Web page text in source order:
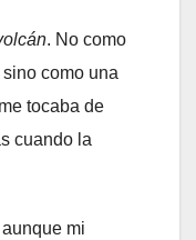
. No como
como una
tocaba de
cuando la
aunque mi